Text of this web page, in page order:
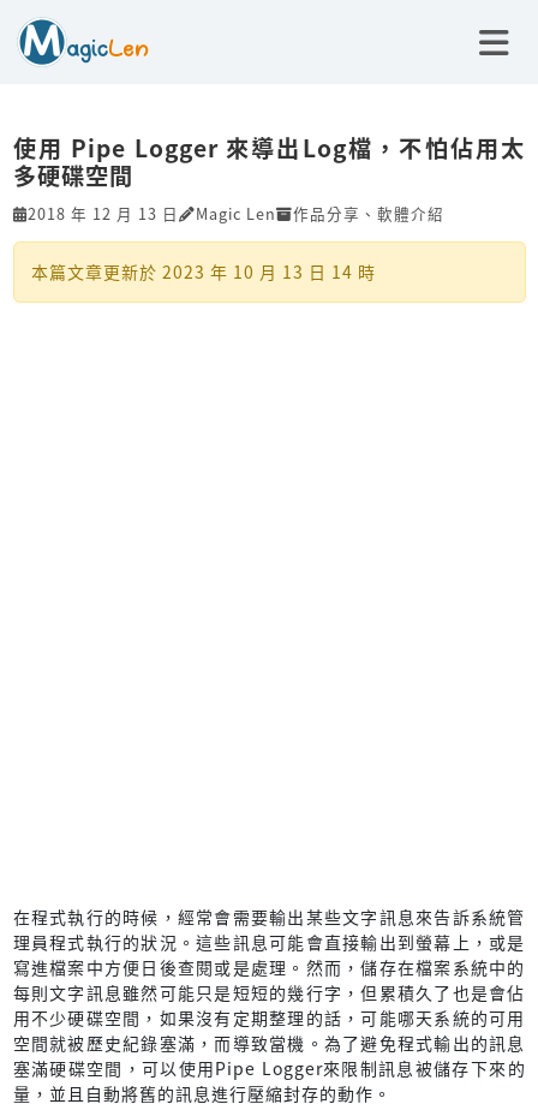
使用 Pipe Logger 來導出Log檔，不怕佔用太
多硬碟空間
2018 年 12 月 13 日 Magic Len 作品分享 、 軟體介紹
本篇文章更新於 2023 年 10 月 13 日 14 時
在程式執行的時候，經常會需要輸出某些文字訊息來告訴系統管
理員程式執行的狀況。這些訊息可能會直接輸出到螢幕上，或是
寫進檔案中方便日後查閱或是處理。然而，儲存在檔案系統中的
每則文字訊息雖然可能只是短短的幾行字，但累積久了也是會佔
用不少硬碟空間，如果沒有定期整理的話，可能哪天系統的可用
空間就被歷史紀錄塞滿，而導致當機。為了避免程式輸出的訊息
塞滿硬碟空間，可以使用Pipe Logger來限制訊息被儲存下來的
量，並且自動將舊的訊息進行壓縮封存的動作。